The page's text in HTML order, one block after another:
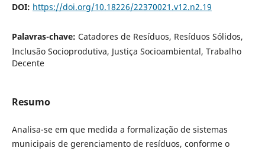
DOI: https://doi.org/10.18226/22370021.v12.n2.19
Palavras-chave: Catadores de Resíduos, Resíduos Sólidos,
Inclusão Socioprodutiva, Justiça Socioambiental, Trabalho
Decente
Resumo
Analisa-se em que medida a formalização de sistemas
municipais de gerenciamento de resíduos, conforme o